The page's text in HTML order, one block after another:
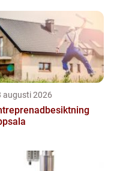
augusti 2026